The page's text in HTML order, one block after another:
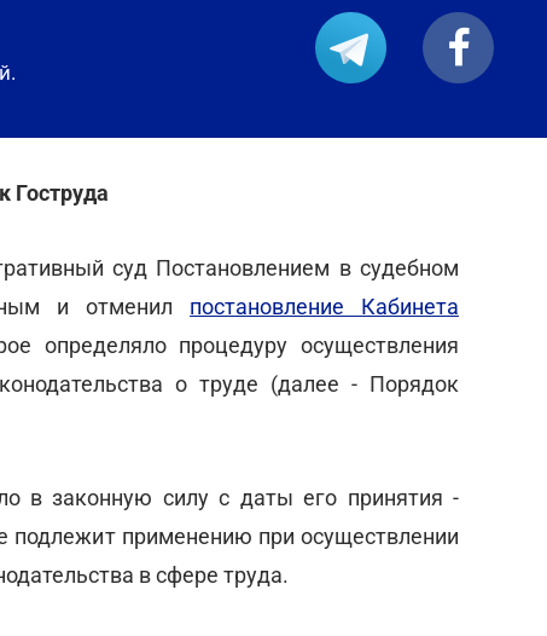
Гоструда
суд Постановлением в судебном
и отменил постановление Кабинета
определяло процедуру осуществления
о труде (далее - Порядок
в законную силу с даты его принятия -
подлежит применению при осуществлении
в сфере труда.